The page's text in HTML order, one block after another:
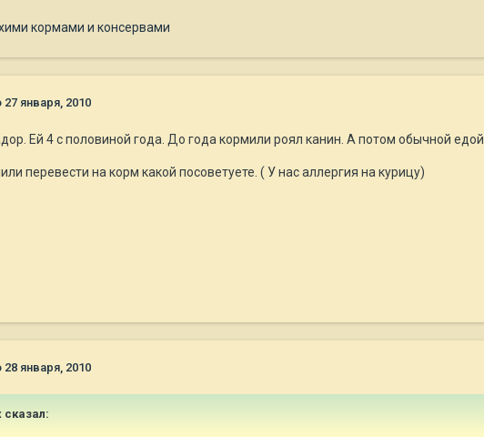
кормами и консервами
27 января, 2010
Ей 4 с половиной года. До года кормили роял канин. А потом обычной едой.
перевести на корм какой посоветуете. ( У нас аллергия на курицу)
28 января, 2010
сказал: